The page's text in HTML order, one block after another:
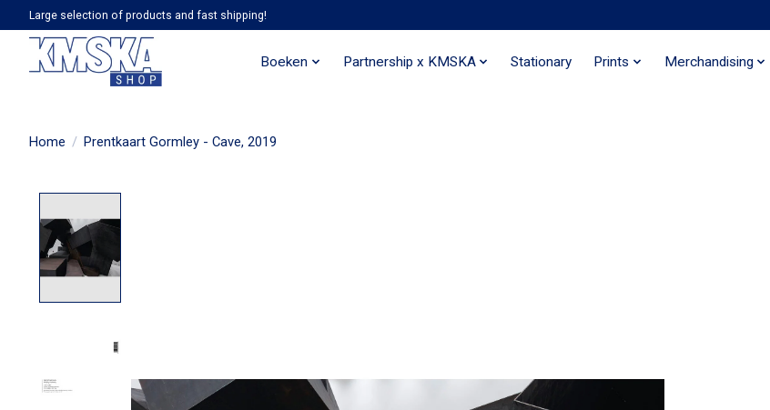
Large selection of products and fast shipping!
Boeken Partnership x KMSKA Stationary Prints Merchandising
Home / Prentkaart Gormley - Cave, 2019